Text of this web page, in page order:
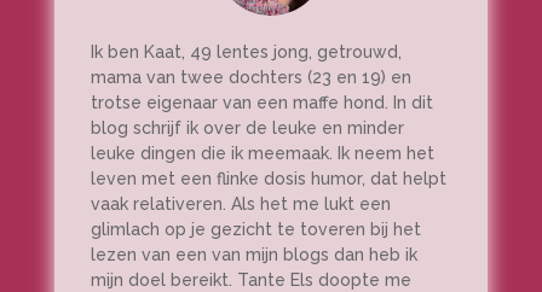
Ik ben Kaat, 49 lentes jong, getrouwd,
mama van twee dochters (23 en 19) en
trotse eigenaar van een maffe hond. In dit
blog schrijf ik over de leuke en minder
leuke dingen die ik meemaak. Ik neem het
leven met een flinke dosis humor, dat helpt
vaak relativeren. Als het me lukt een
glimlach op je gezicht te toveren bij het
lezen van een van mijn blogs dan heb ik
mijn doel bereikt. Tante Els doopte me